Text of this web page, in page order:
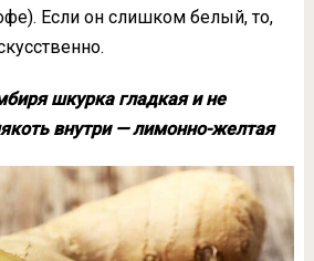
Если он слишком белый, то,
шкурка гладкая и не
внутри — лимонно-желтая